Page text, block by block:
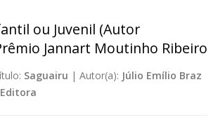
ou Juvenil (Autor
Jannart Moutinho Ribeiro
Saguairu | Autor(a): Júlio Emílio Braz